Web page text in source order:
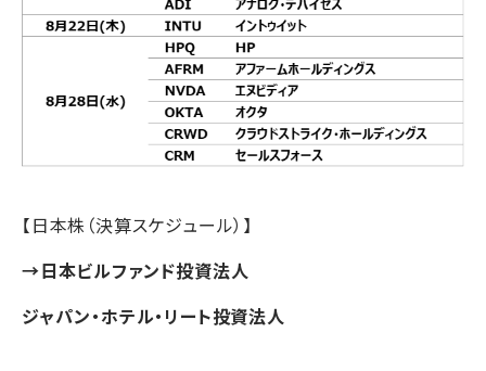
【日本株（決算スケジュール）】
→日本ビルファンド投資法人
ジャパン・ホテル・リート投資法人